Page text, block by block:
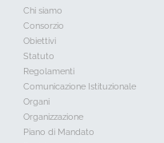
Chi siamo
Consorzio
Obiettivi
Statuto
Regolamenti
Comunicazione Istituzionale
Organi
Organizzazione
Piano di Mandato